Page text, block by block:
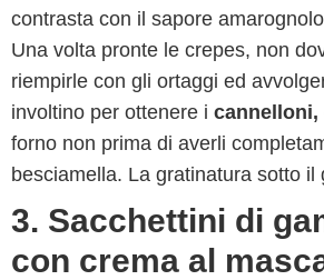
contrasta con il sapore
Una volta pronte le crepes, non
riempirle con gli ortaggi ed
involtino per ottenere i cannelloni,
forno non prima di averli
besciamella. La gratinatura sotto il
3. Sacchettini di
con crema al